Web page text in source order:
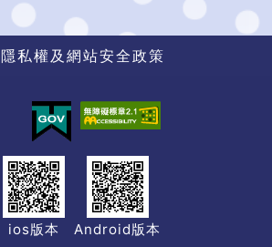
隱私權及網站安全政策
ios版本 Android版本